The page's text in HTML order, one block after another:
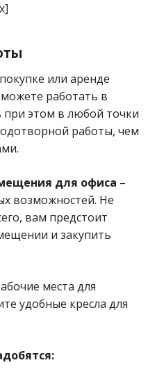
или аренде
работать в
при этом в любой точки
работы, чем
для офиса –
возможностей. Не
вам предстоит
и закупить
места для
удобные кресла для